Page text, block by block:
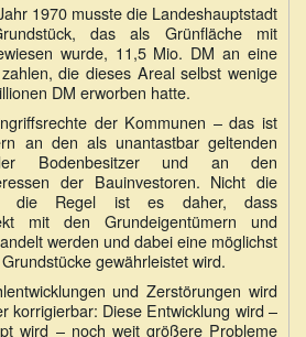
1970 musste die Landeshauptstadt
das als Grünfläche mit
wurde, 11,5 Mio. DM an eine
die dieses Areal selbst wenige
DM erworben hatte.
der Kommunen – das ist
an den als unantastbar geltenden
der Bodenbesitzer und an den
der Bauinvestoren. Nicht die
die Regel ist es daher, dass
mit den Grundeigentümern und
werden und dabei eine möglichst
gewährleistet wird.
und Zerstörungen wird
korrigierbar: Diese Entwicklung wird –
wird – noch weit größere Probleme